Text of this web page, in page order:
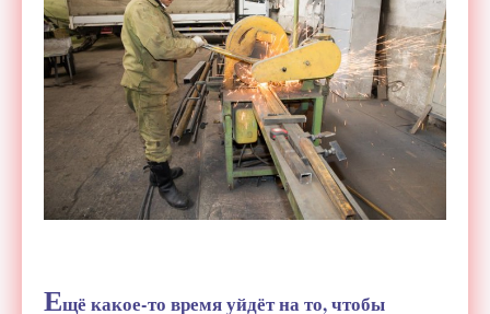
Ещё какое-то время уйдёт на то, чтобы